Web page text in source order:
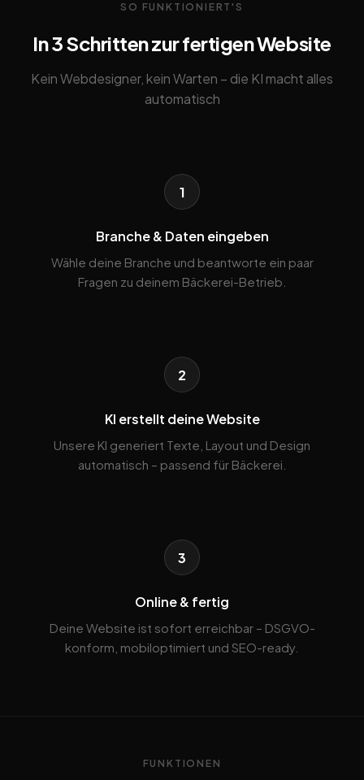
SO FUNKTIONIERT'S
In 3 Schritten zur fertigen Website
Kein Webdesigner, kein Warten – die KI macht alles
automatisch
1
Branche & Daten eingeben
Wähle deine Branche und beantworte ein paar
Fragen zu deinem Bäckerei-Betrieb.
2
KI erstellt deine Website
Unsere KI generiert Texte, Layout und Design
automatisch – passend für Bäckerei.
3
Online & fertig
Deine Website ist sofort erreichbar – DSGVO-
konform, mobiloptimiert und SEO-ready.
FUNKTIONEN